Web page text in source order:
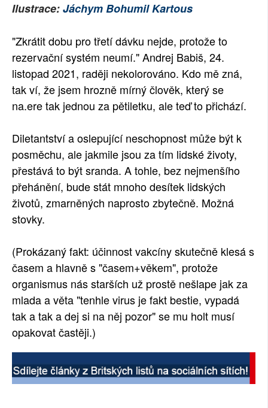
Ilustrace:Jáchym Bohumil Kartous
"Zkrátit dobu pro třetí dávku nejde, protože to
rezervační systém neumí." Andrej Babiš, 24.
listopad 2021, raději nekolorováno. Kdo mě zná,
tak ví, že jsem hrozně mírný člověk, který se
na.ere tak jednou za pětiletku, ale teď to přichází.
Diletantství a oslepující neschopnost může být k
posměchu, ale jakmile jsou za tím lidské životy,
přestává to být sranda. A tohle, bez nejmenšího
přehánění, bude stát mnoho desítek lidských
životů, zmarněných naprosto zbytečně. Možná
stovky.
(Prokázaný fakt: účinnost vakcíny skutečně klesá s
časem a hlavně s "časem+věkem", protože
organismus nás starších už prostě nešlape jak za
mlada a věta "tenhle virus je fakt bestie, vypadá
tak a tak a dej si na něj pozor" se mu holt musí
opakovat častěji.)